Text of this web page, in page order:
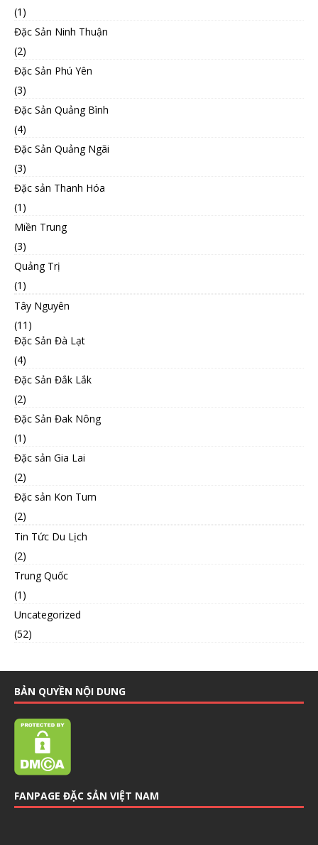
(1)
Đặc Sản Ninh Thuận
(2)
Đặc Sản Phú Yên
(3)
Đặc Sản Quảng Bình
(4)
Đặc Sản Quảng Ngãi
(3)
Đặc sản Thanh Hóa
(1)
Miền Trung
(3)
Quảng Trị
(1)
Tây Nguyên
(11)
Đặc Sản Đà Lạt
(4)
Đặc Sản Đắk Lắk
(2)
Đặc Sản Đak Nông
(1)
Đặc sản Gia Lai
(2)
Đặc sản Kon Tum
(2)
Tin Tức Du Lịch
(2)
Trung Quốc
(1)
Uncategorized
(52)
BẢN QUYỀN NỘI DUNG
FANPAGE ĐẶC SẢN VIỆT NAM